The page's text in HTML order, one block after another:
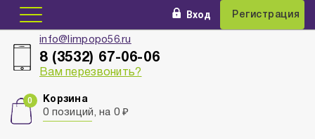
Вход Регистрация
info@limpopo56.ru
8 (3532) 67-06-06
Вам перезвонить?
Корзина
0 позиций, на 0 ₽